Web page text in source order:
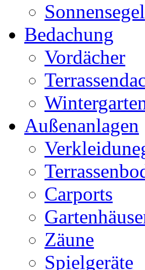
Sonnensegel
Bedachung
Vordächer
Außenanlagen
Carports
Zäune
Spielgeräte